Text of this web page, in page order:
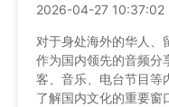
2026-04-27 10:37:02
对于身处海外的华人、
作为国内领先的音频分
客、音乐、电台节目等
了解国内文化的重要窗